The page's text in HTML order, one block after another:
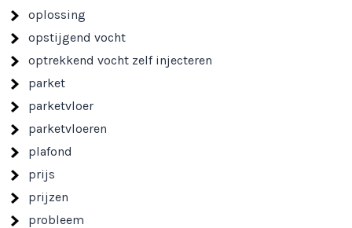
oplossing
opstijgend vocht
optrekkend vocht zelf injecteren
parket
parketvloer
parketvloeren
plafond
prijs
prijzen
probleem